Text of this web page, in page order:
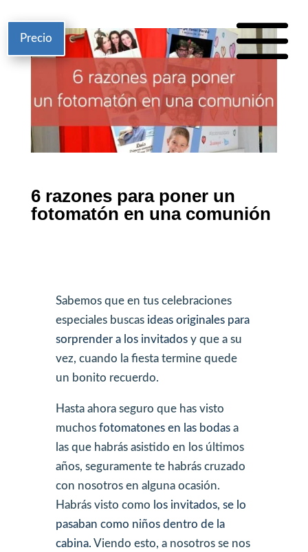
Precio
6 razones para poner un
fotomatón en una comunión
Sabemos que en tus celebraciones
especiales buscas ideas originales para
sorprender a los invitadosy que a su
vez, cuando la fiesta termine quede
un bonito recuerdo.
Hasta ahora seguro que has visto
muchosfotomatones en las bodasa
las que habrás asistido en los últimos
años, seguramente te habrás cruzado
con nosotros en alguna ocasión.
Habrás visto como los invitados, se lo
pasaban como niños dentro de la
cabina. Viendo esto, a nosotros se nos